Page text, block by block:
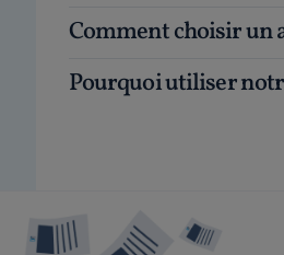
Comment choisir un
Pourquoi utiliser